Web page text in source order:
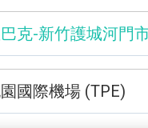
克-新竹護城河門市
尖山登山口
國際機場 (TPE)